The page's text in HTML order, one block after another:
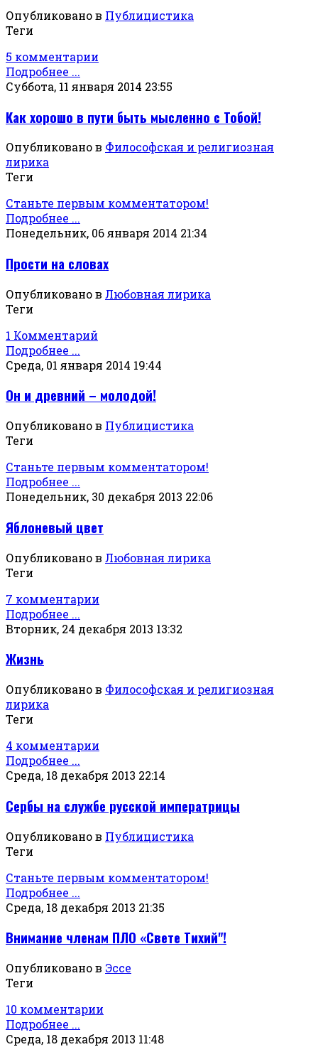
Опубликовано в Публицистика
Теги
5 комментарии
Подробнее ...
Суббота, 11 января 2014 23:55
Как хорошо в пути быть мысленно с Тобой!
Опубликовано в Философская и религиозная
лирика
Теги
Станьте первым комментатором!
Подробнее ...
Понедельник, 06 января 2014 21:34
Прости на словах
Опубликовано в Любовная лирика
Теги
1 Комментарий
Подробнее ...
Среда, 01 января 2014 19:44
Он и древний – молодой!
Опубликовано в Публицистика
Теги
Станьте первым комментатором!
Подробнее ...
Понедельник, 30 декабря 2013 22:06
Яблоневый цвет
Опубликовано в Любовная лирика
Теги
7 комментарии
Подробнее ...
Вторник, 24 декабря 2013 13:32
Жизнь
Опубликовано в Философская и религиозная
лирика
Теги
4 комментарии
Подробнее ...
Среда, 18 декабря 2013 22:14
Сербы на службе русской императрицы
Опубликовано в Публицистика
Теги
Станьте первым комментатором!
Подробнее ...
Среда, 18 декабря 2013 21:35
Внимание членам ПЛО «Свете Тихий"!
Опубликовано в Эссе
Теги
10 комментарии
Подробнее ...
Среда, 18 декабря 2013 11:48